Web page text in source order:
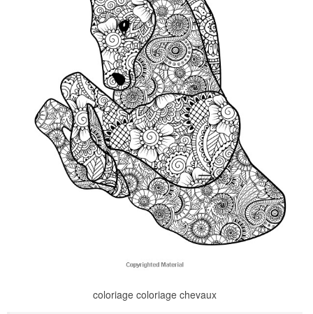
coloriage coloriage chevaux